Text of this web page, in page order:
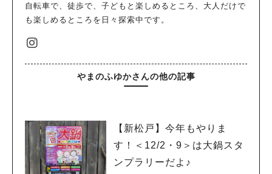
自転車で、徒歩で、子どもと楽しめるところ、大人だけで
も楽しめるところを日々探索中です。
やまのふゆかさんの他の記事
【新松戸】今年もやりま
す！＜12/2・9＞は大鍋スタ
ンプラリーだよ♪